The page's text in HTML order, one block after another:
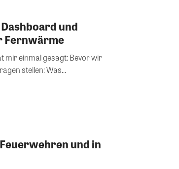
und
Fernwärme
stellen: Was...
und in